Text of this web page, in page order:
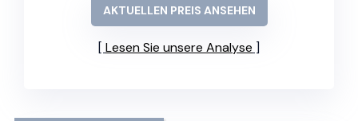
AKTUELLEN PREIS ANSEHEN
Lesen Sie unsere Analyse